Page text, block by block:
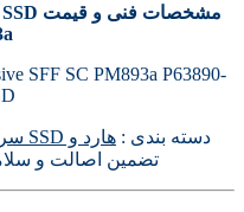
SFF SC PM893a P63890-
دسته بندی : هارد و SSD سرور
تضمین اصالت و